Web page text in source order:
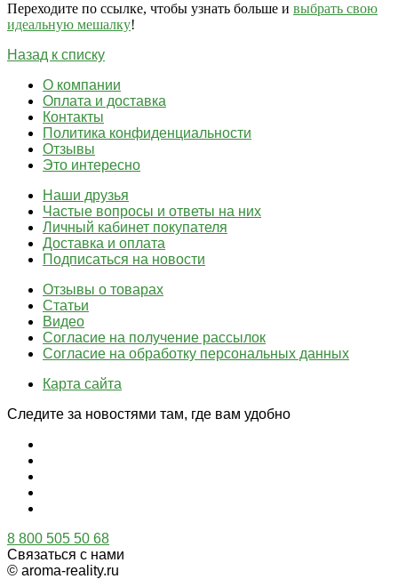
Переходите по ссылке, чтобы узнать больше и выбрать свою
идеальную мешалку!
Назад к списку
О компании
Оплата и доставка
Контакты
Политика конфиденциальности
Отзывы
Это интересно
Наши друзья
Частые вопросы и ответы на них
Личный кабинет покупателя
Доставка и оплата
Подписаться на новости
Отзывы о товарах
Статьи
Видео
Согласие на получение рассылок
Согласие на обработку персональных данных
Карта сайта
Следите за новостями там, где вам удобно
8 800 505 50 68
Связаться с нами
© aroma-reality.ru